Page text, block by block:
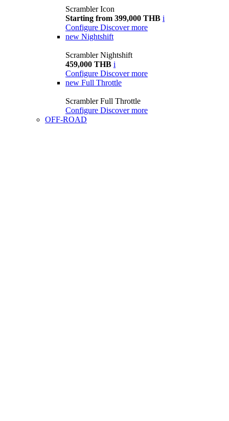
Scrambler Icon
Starting from 399,000 THB i
Configure Discover more
new Nightshift
Scrambler Nightshift
459,000 THB i
Configure Discover more
new Full Throttle
Scrambler Full Throttle
Configure Discover more
OFF-ROAD